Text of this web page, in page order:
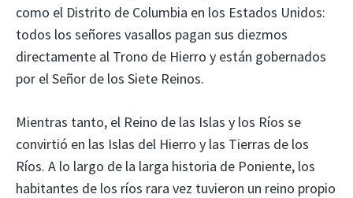
como el Distrito de Columbia en los Estados Unidos:
todos los señores vasallos pagan sus diezmos
directamente al Trono de Hierro y están gobernados
por el Señor de los Siete Reinos.
Mientras tanto, el Reino de las Islas y los Ríos se
convirtió en las Islas del Hierro y las Tierras de los
Ríos. A lo largo de la larga historia de Poniente, los
habitantes de los ríos rara vez tuvieron un reino propio